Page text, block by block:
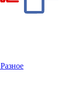
Разное